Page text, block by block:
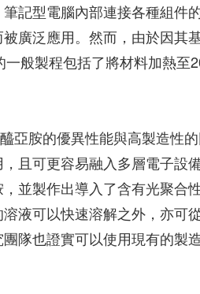
記型電腦內部連接各種組件
廣泛應用。然而，由於因其
般製程包括了將材料加熱至
亞胺的優異性能與高製造性
且可更容易融入多層電子設
並製作出導入了含有光聚合
液可以快速溶解之外，亦可
隊也證實可以使用現有的製